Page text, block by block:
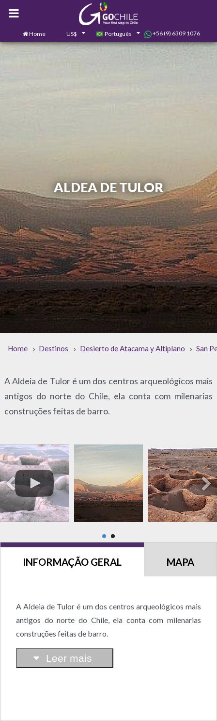
Home US$ Português +56 (9) 6309 1076
Contate-nos
ALDEA DE TULOR
Home Destinos Desierto de Atacama y Altiplano San
A Aldeia de Tulor é um dos centros arqueológicos mais
antigos do norte do Chile, ela conta com milenarias
construções feitas de barro.
INFORMAÇÃO GERAL MAPA
A Aldeia de Tulor é um dos centros arqueológicos mais
antigos do norte do Chile, ela conta com milenarias
construções feitas de barro.
Leer mais